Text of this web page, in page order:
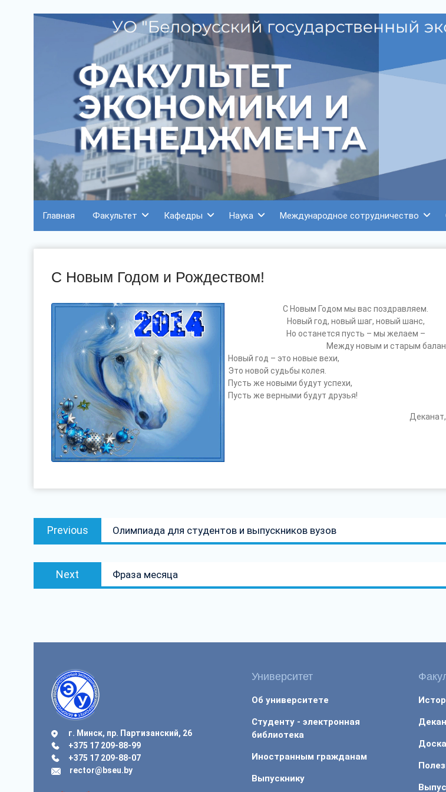
Главная Факультет Кафедры Наука Международное сотрудничество
С Новым Годом и Рождеством!
С Новым Годом мы вас поздравляем.
Новый год, новый шаг, новый шанс,
Но останется пусть – мы желаем –
Между новым и старым
Новый год – это новые вехи,
Это новой судьбы колея.
Пусть же новыми будут успехи,
Пусть же верными будут друзья!
Навігацыя
Previous
post:
Олимпиада для студентов и выпускников вузов
Next
Next
post:
Фраза месяца
г. Минск, пр. Партизанский, 26
+375 17 209-88-99
+375 17 209-88-07
rector@bseu.by
Университет
Об университете
Студенту - электронная
библиотека
Иностранным гражданам
Выпускнику